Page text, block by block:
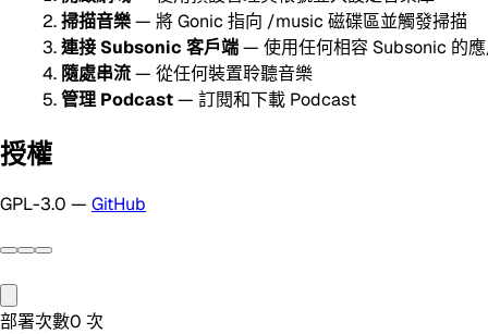
掃描音樂— 將 Gonic 指向 /music 磁碟區並觸發掃描
連接 Subsonic 客戶端— 使用任何相容 Subsonic 的
隨處串流— 從任何裝置聆聽音樂
管理 Podcast— 訂閱和下載 Podcast
授權
GPL-3.0 — GitHub
部署次數0 次